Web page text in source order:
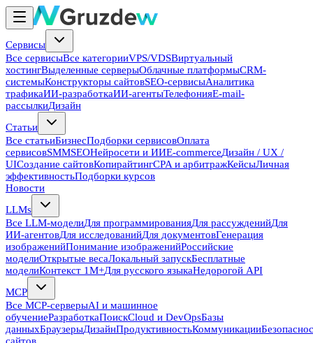
Сервисы
Все сервисыВсе категорииVPS/VDSВиртуальный
хостингВыделенные серверыОблачные платформыCRM-
системыКонструкторы сайтовSEO-сервисыАналитика
трафикаИИ-разработкаИИ-агентыТелефонияE-mail-
рассылкиДизайн
Статьи
Все статьиБизнесПодборки сервисовОплата
сервисовSMMSEOНейросети и ИИE-commerceДизайн / UX /
UIСоздание сайтовКопирайтингCPA и арбитражКейсыЛичная
эффективностьПодборки курсов
Новости
LLMs
Все LLM-моделиДля программированияДля рассужденийДля
ИИ-агентовДля исследованийДля документовГенерация
изображенийПонимание изображенийРоссийские
моделиОткрытые весаЛокальный запускБесплатные
моделиКонтекст 1M+Для русского языкаНедорогой API
MCP
Все MCP-серверыAI и машинное
обучениеРазработкаПоискCloud и DevOpsБазы
данныхБраузерыДизайнПродуктивностьКоммуникации